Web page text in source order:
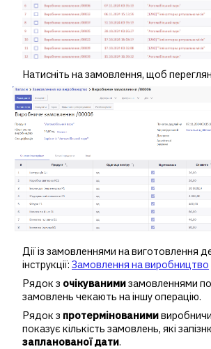
Натисніть на замовлення, щоб
Дії із замовленнями на виготовлення
інструкції: Замовлення на виробництво
Рядок з очікуванимизамовленнями
замовлень чекають на іншу операцію.
Рядок з протермінованими
показує кількість замовлень, які
запланованої дати.